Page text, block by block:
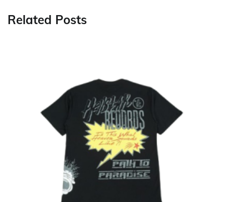
Related Posts